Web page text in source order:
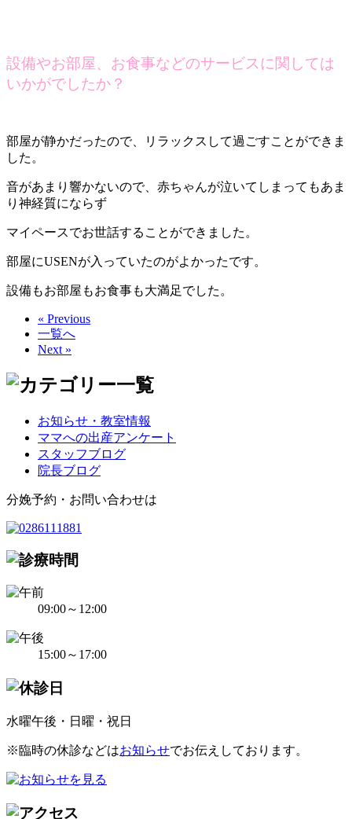
設備やお部屋、お食事などのサービスに関しては
いかがでしたか？
部屋が静かだったので、リラックスして過ごすことができま
した。
音があまり響かないので、赤ちゃんが泣いてしまってもあま
り神経質にならず
マイペースでお世話することができました。
部屋にUSENが入っていたのがよかったです。
設備もお部屋もお食事も大満足でした。
« Previous
一覧へ
Next »
お知らせ・教室情報
ママへの出産アンケート
スタッフブログ
院長ブログ
分娩予約・お問い合わせは
09:00～12:00
15:00～17:00
水曜午後・日曜・祝日
※臨時の休診などはお知らせでお伝えしております。